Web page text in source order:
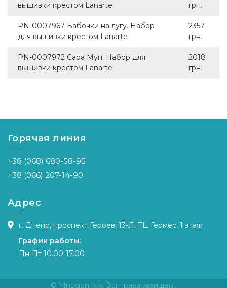
вышивки крестом Lanarte
грн.
PN-0007967 Бабочки на лугу. Набор
для вышивки крестом Lanarte
2357
грн.
PN-0007972 Сара Мун. Набор для
вышивки крестом Lanarte
2018
грн.
Горячая линия
+38 (068) 680-58-95
+38 (066) 207-14-90
Адрес
г. Днепр, проспект Героев, 13-Л, ТЦ Гермес, 1 этаж
График работы:
Пн-Пт 10.00-17.00
© Mnogonitok. Всі права захищені.